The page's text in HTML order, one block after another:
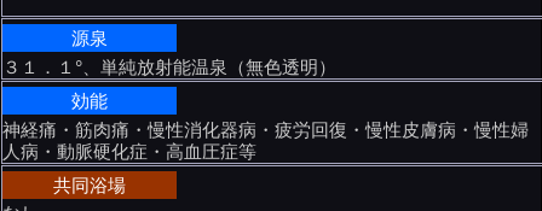
源泉
３１．１°、単純放射能温泉（無色透明）
効能
神経痛・筋肉痛・慢性消化器病・疲労回復・慢性皮膚病・慢性婦
人病・動脈硬化症・高血圧症等
共同浴場